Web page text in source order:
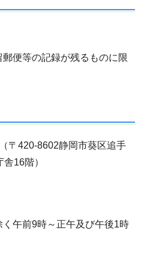
郵便等の記録が残るものに限
〒420-8602静岡市葵区追手
16階）
午前9時～正午及び午後1時